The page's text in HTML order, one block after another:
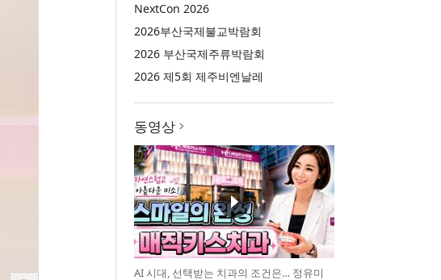
NextCon 2026
2026부산국제불교박람회
2026 부산국제주류박람회
2026 제5회 제주비엔날레
동영상
AI 시대, 선택받는 치과의 조건은… 정유미